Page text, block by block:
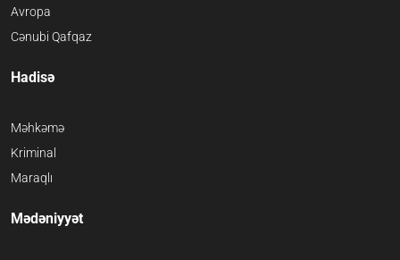
Avropa
Cənubi Qafqaz
Hadisə
Məhkəmə
Kriminal
Maraqlı
Mədəniyyət